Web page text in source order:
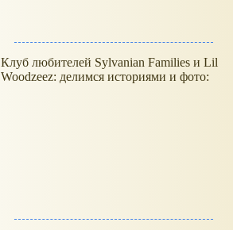
Клуб любителей Sylvanian Families и Lil
Woodzeez: делимся историями и фото: